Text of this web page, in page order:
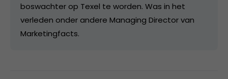
boswachter op Texel te worden. Was in het
verleden onder andere Managing Director van
Marketingfacts.